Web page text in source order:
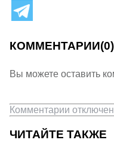
КОММЕНТАРИИ(0)
Вы можете оставить
Комментарии
ЧИТАЙТЕ ТАКЖЕ